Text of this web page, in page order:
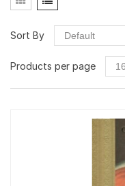
Sort By
Products per page